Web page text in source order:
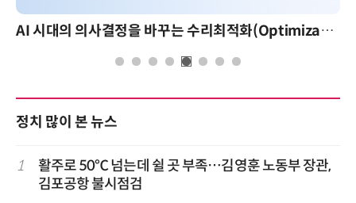
AI 시대의 의사결정을 바꾸는 수리최적화(Optimization): 실제 산업 적용 사례와 활용 전략
정치 많이 본 뉴스
1
활주로 50℃ 넘는데 쉴 곳 부족…김영훈 노동부 장관,
김포공항 불시점검